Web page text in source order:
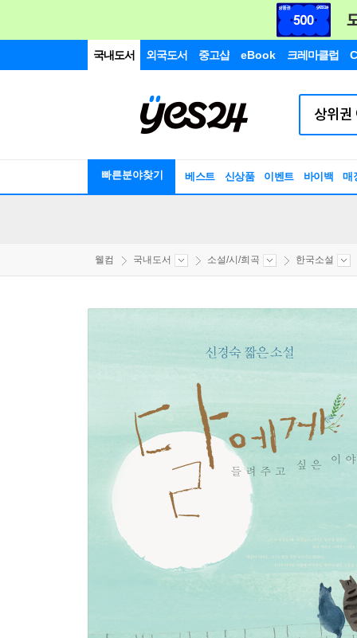
국내도서 외국도서 중고샵 eBook 크레마클럽
빠른분야찾기 베스트 신상품 이벤트 바이백 매
웰컴 국내도서 소설/시/희곡 한국소설